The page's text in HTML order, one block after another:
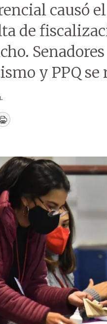
causó
de
y PPQ se
Print